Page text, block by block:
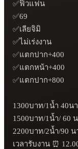
✅ฟิวแฟน
✅69
✅เลียจิมิ
✅ไม่เร่งงาน
✅แตกปาก+400
✅แตกหน้า+400
✅แตกปาก+800
1300บาท/1น้ำ 40น
1500บาท/1น้ำ/ 60
2200บาท/2น้ำ/90 น
เวลารับงาน ⏰